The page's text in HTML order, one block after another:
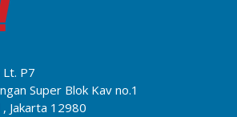
P7
Super Blok Kav no.1
, Jakarta 12980